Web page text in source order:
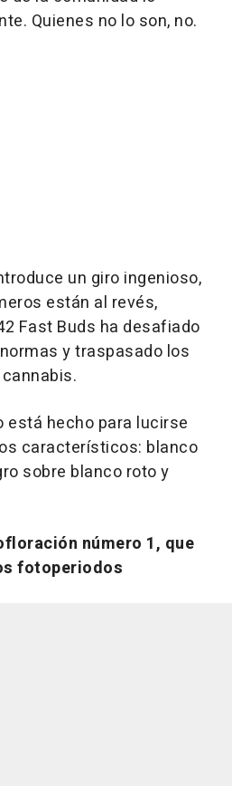
Quienes no lo son, no.
un giro ingenioso,
están al revés,
Fast Buds ha desafiado
y traspasado los
está hecho para lucirse
característicos: blanco
sobre blanco roto y
número 1, que
fotoperiodos